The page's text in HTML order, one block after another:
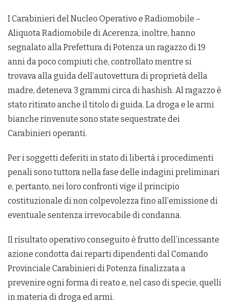
I Carabinieri del Nucleo Operativo e Radiomobile –
Aliquota Radiomobile di Acerenza, inoltre, hanno
segnalato alla Prefettura di Potenza un ragazzo di 19
anni da poco compiuti che, controllato mentre si
trovava alla guida dell’autovettura di proprietà della
madre, deteneva 3 grammi circa di hashish. Al ragazzo è
stato ritirato anche il titolo di guida. La droga e le armi
bianche rinvenute sono state sequestrate dei
Carabinieri operanti.
Per i soggetti deferiti in stato di libertà i procedimenti
penali sono tuttora nella fase delle indagini preliminari
e, pertanto, nei loro confronti vige il principio
costituzionale di non colpevolezza fino all’emissione di
eventuale sentenza irrevocabile di condanna.
Il risultato operativo conseguito è frutto dell’incessante
azione condotta dai reparti dipendenti dal Comando
Provinciale Carabinieri di Potenza finalizzata a
prevenire ogni forma di reato e, nel caso di specie, quelli
in materia di droga ed armi.